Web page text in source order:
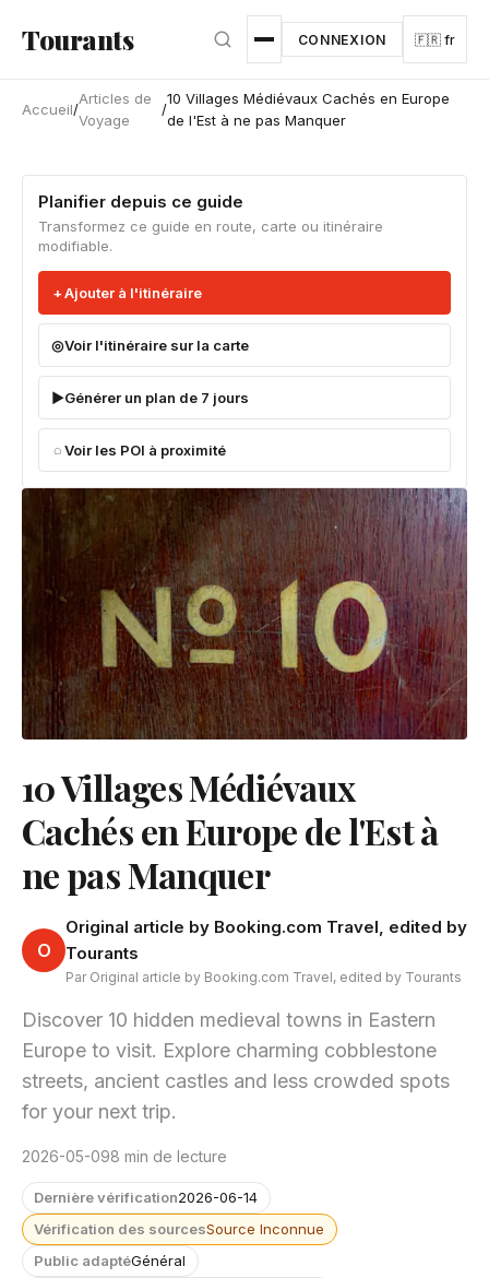
Tourants CONNEXION 🇫🇷 fr
Accueil/
Articles de
Voyage
/
10 Villages Médiévaux Cachés en Europe
de l'Est à ne pas Manquer
Planifier depuis ce guide
Transformez ce guide en route, carte ou itinéraire
modifiable.
Ajouter à l'itinéraire
Voir l'itinéraire sur la carte
Générer un plan de 7 jours
Voir les POI à proximité
10 Villages Médiévaux
Cachés en Europe de l'Est à
ne pas Manquer
O
Original article by Booking.com Travel, edited by
Tourants
Par Original article by Booking.com Travel, edited by Tourants
Discover 10 hidden medieval towns in Eastern
Europe to visit. Explore charming cobblestone
streets, ancient castles and less crowded spots
for your next trip.
2026-05-098 min de lecture
Dernière vérification2026-06-14
Vérification des sourcesSource Inconnue
Public adaptéGénéral